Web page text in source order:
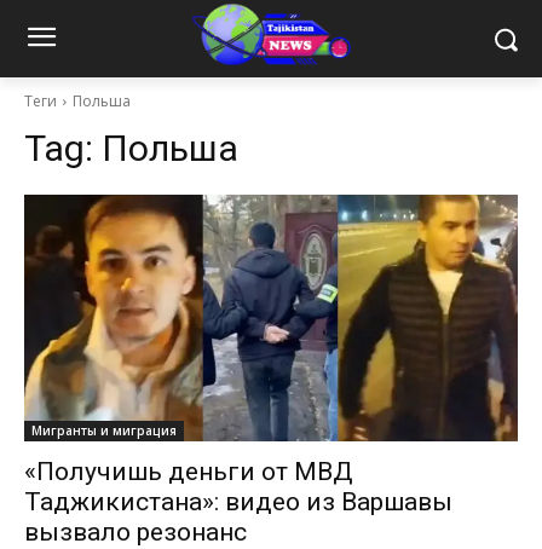
Теги Польша
Tag: Польша
Мигранты и миграция
«Получишь деньги от МВД
Таджикистана»: видео из Варшавы
вызвало резонанс